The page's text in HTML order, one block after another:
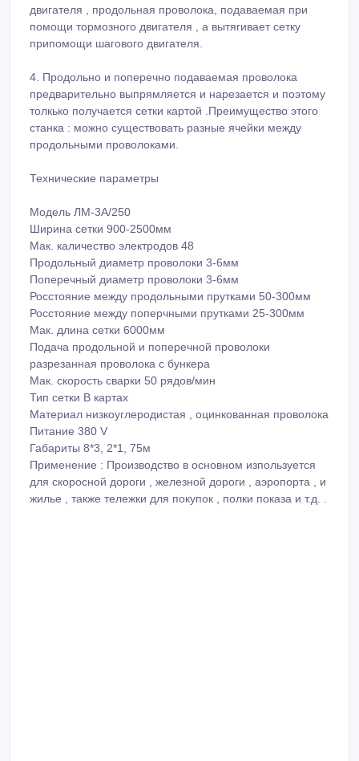
двигателя , продольная проволока, подаваемая при
помощи тормозного двигателя , а вытягивает сетку
припомощи шагового двигателя.
4. Продольно и поперечно подаваемая проволока
предварительно выпрямляется и нарезается и поэтому
толкько получается сетки картой .Преимущество этого
станка : можно существовать разные ячейки между
продольными проволоками.
Технические параметры
Модель ЛМ-3А/250
Ширина сетки 900-2500мм
Мак. каличество электродов 48
Продольный диаметр проволоки 3-6мм
Поперечный диаметр проволоки 3-6мм
Росстояние между продольными прутками 50-300мм
Росстояние между поперчными прутками 25-300мм
Мак. длина сетки 6000мм
Подача продольной и поперечной проволоки
разрезанная проволока с бункера
Мак. скорость сварки 50 рядов/мин
Тип сетки В картах
Материал низкоуглеродистая , оцинкованная проволока
Питание 380 V
Габариты 8*3, 2*1, 75м
Применение : Производство в основном изпользуется
для скоросной дороги , железной дороги , аэропорта , и
жилье , также тележки для покупок , полки показа и т.д. .